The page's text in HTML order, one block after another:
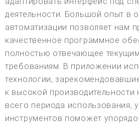
деятельности. Большой опыт в
автоматизации позволяет нам
качественное программное
полностью отвечающее
требованиям. В приложении
технологии,
к высокой производительности
всего периода использования,
инструментов поможет